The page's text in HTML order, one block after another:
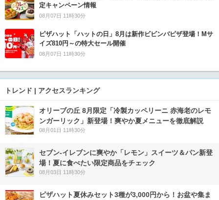
定キャンペーン情報
08月07日 11時30分
ピザハット「ハットの日」8月は新作ビビンバピザ登場！Mサ
イズ810円～の特大セール開催
08月07日 11時30分
トレンド | アクセスランキング
オリーブの丘 8月限定「冷製カッペリーニ 赤海老のレモ
ンガーリック」新登場！爽やか夏メニューを徹底解説
08月01日 11時30分
セブン‐イレブンに爽やか「レモン」スイーツ＆パン新登
場！夏に食べたい限定商品をチェック
08月03日 11時30分
ピザハット夏休みセット3種が3,000円から！お盆や集ま